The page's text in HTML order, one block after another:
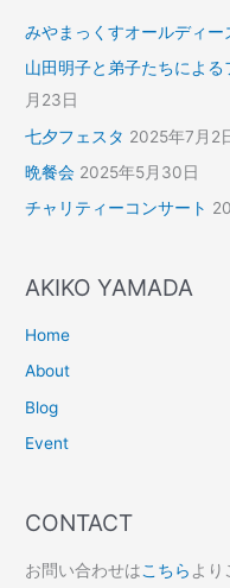
みやまっくすオールディー
山田明子と弟子たちによ
月23日
七夕フェスタ 2025年7月2
晩餐会 2025年5月30日
チャリティーコンサート
AKIKO YAMADA
Home
About
Blog
Event
CONTACT
お問い合わせはこちら より